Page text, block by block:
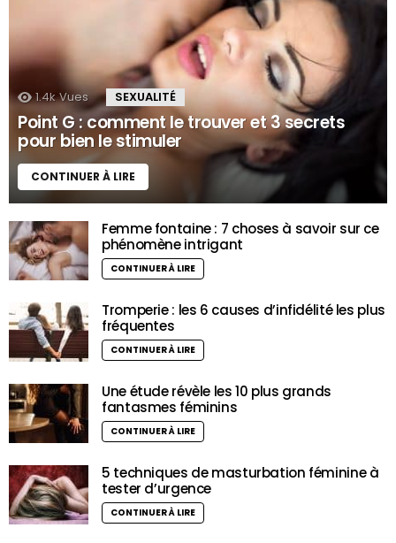
1.4k Vues SEXUALITÉ
Point G : comment le trouver et 3 secrets
pour bien le stimuler
CONTINUER À LIRE
Femme fontaine : 7 choses à savoir sur ce
phénomène intrigant
CONTINUER À LIRE
Tromperie : les 6 causes d’infidélité les plus
fréquentes
CONTINUER À LIRE
Une étude révèle les 10 plus grands
fantasmes féminins
CONTINUER À LIRE
5 techniques de masturbation féminine à
tester d’urgence
CONTINUER À LIRE